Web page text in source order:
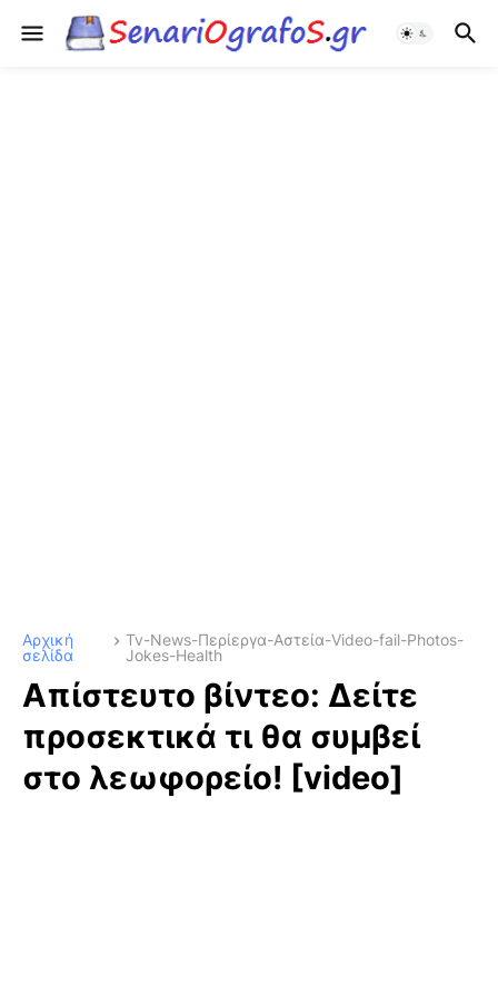
Αρχική
σελίδα
Tv-News-Περίεργα-Αστεία-Video-fail-Photos-
Jokes-Health
Απίστευτο βίντεο: Δείτε
προσεκτικά τι θα συμβεί
στο λεωφορείο! [video]